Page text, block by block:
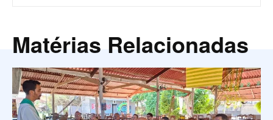
Matérias Relacionadas